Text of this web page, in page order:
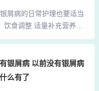
使用维生素E：维生素E具
肤和保持皮肤弹性的功
也有助于改善疤痕状况。
肤上出现色素斑，如暴
使用药物、辐射等都会增
屑病的日常护理也要适当
饮食调整 适量补充营养：
体消耗大，出汗多，需适
质及矿物质，如豆类、蛋
。避免辛辣与冷饮：辛辣
银屑病 以前没有银屑病
么有了